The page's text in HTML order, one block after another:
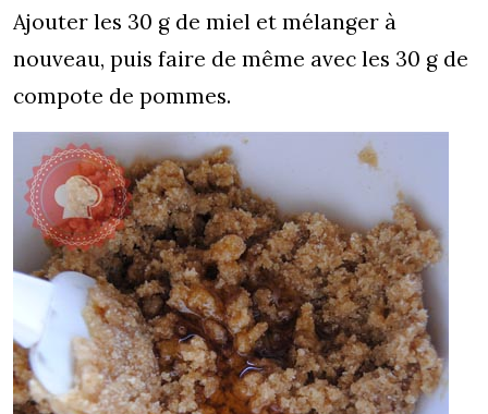
Ajouter les 30 g de miel et mélanger à
nouveau, puis faire de même avec les 30 g de
compote de pommes.